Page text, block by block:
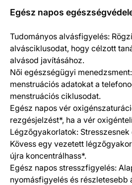
Egész napos
Tudományos alvásfigyelés:
alvásciklusodat, hogy célzott
alvásod javításához.
Női egészségügyi
menstruációs adatokat a
menstruációs ciklusodat.
Egész napos vér
rezgésjelzést*, ha a vér
Légzőgyakorlatok:
Kövess egy vezetett
újra koncentrálhass*.
Egész napos stresszfigyelés:
nyomásfigyelés és részletesebb